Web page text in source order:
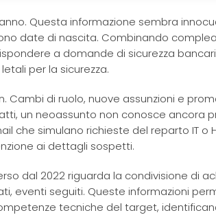
Questa informazione sembra
date di nascita. Combinando
a domande di sicurezza
per la sicurezza.
Cambi di ruolo, nuove assunzioni e
un neoassunto non conosce ancora
simulano richieste del reparto IT o
ai dettagli sospetti.
dal 2022 riguarda la condivisione di
eventi seguiti. Queste informazioni
tecniche del target,